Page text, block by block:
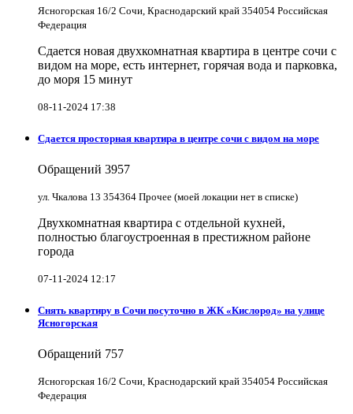
Ясногорская 16/2 Сочи, Краснодарский край 354054 Российская
Федерация
Сдается новая двухкомнатная квартира в центре сочи с
видом на море, есть интернет, горячая вода и парковка,
до моря 15 минут
08-11-2024 17:38
Сдается просторная квартира в центре сочи с видом на море
Обращений 3957
ул. Чкалова 13 354364 Прочее (моей локации нет в списке)
Двухкомнатная квартира с отдельной кухней,
полностью благоустроенная в престижном районе
города
07-11-2024 12:17
Снять квартиру в Cочи посуточно в ЖК «Кислород» на улице
Ясногорская
Обращений 757
Ясногорская 16/2 Сочи, Краснодарский край 354054 Российская
Федерация